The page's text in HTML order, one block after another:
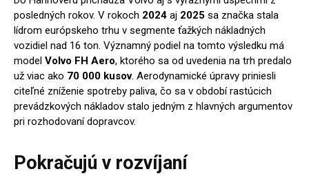
posledných rokov. V rokoch 2024 aj 2025 sa značka stala
lídrom európskeho trhu v segmente ťažkých nákladných
vozidiel nad 16 ton. Významný podiel na tomto výsledku má
model Volvo FH Aero, ktorého sa od uvedenia na trh predalo
už viac ako 70 000 kusov. Aerodynamické úpravy priniesli
citeľné zníženie spotreby paliva, čo sa v období rastúcich
prevádzkových nákladov stalo jedným z hlavných argumentov
pri rozhodovaní dopravcov.
Pokračujú v rozvíjaní